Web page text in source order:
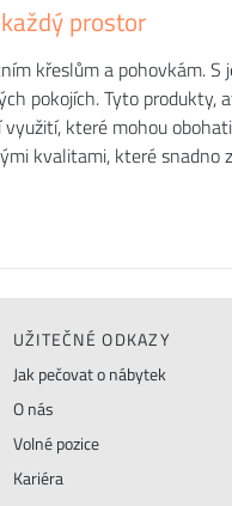
prostor
křeslům a pohovkám. S
pokojích. Tyto produkty,
které mohou
kvalitami, které snadno
UŽITEČNÉ ODKAZY
Jak pečovat o nábytek
O nás
Volné pozice
Kariéra